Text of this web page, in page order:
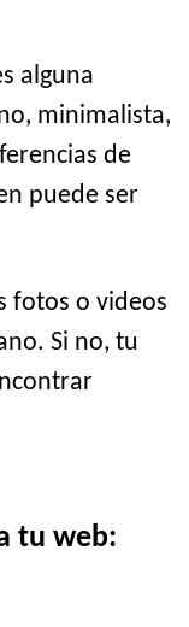
alguna
minimalista,
de
puede ser
fotos o videos
Si no, tu
tu web: